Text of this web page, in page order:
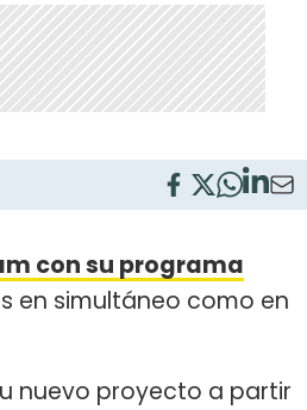
con su programa
en simultáneo como en
nuevo proyecto a partir